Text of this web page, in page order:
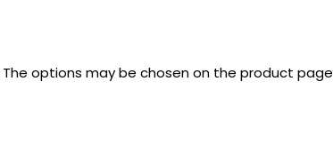
options may be chosen on the product page